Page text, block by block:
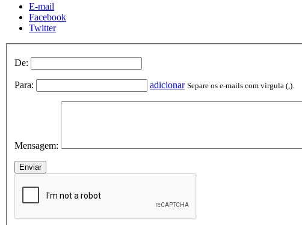
E-mail
Facebook
Twitter
De:
Para: adicionar Separe os e-mails com vírgula (,).
Mensagem: